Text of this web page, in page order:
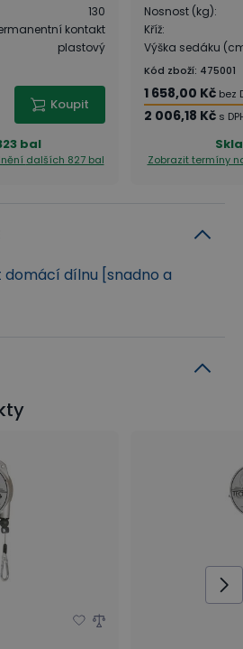
130
kontakt
plastový
Koupit
bal
dalších 827 bal
Nosnost (kg):
Kříž:
Výška sedáku
Kód zboží: 475001
1 658,00 Kč bez
2 006,18 Kč s
Zobrazit termíny
domácí dílnu [snadno a